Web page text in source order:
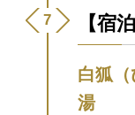
れ、園
まな史
る公園
た】
【宿
白狐
湯